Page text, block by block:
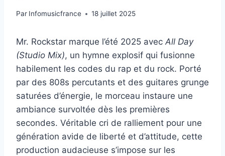
Par Infomusicfrance 18 juillet 2025
Mr. Rockstar marque l’été 2025 avec All Day
(Studio Mix), un hymne explosif qui fusionne
habilement les codes du rap et du rock. Porté
par des 808s percutants et des guitares grunge
saturées d’énergie, le morceau instaure une
ambiance survoltée dès les premières
secondes. Véritable cri de ralliement pour une
génération avide de liberté et d’attitude, cette
production audacieuse s’impose sur les